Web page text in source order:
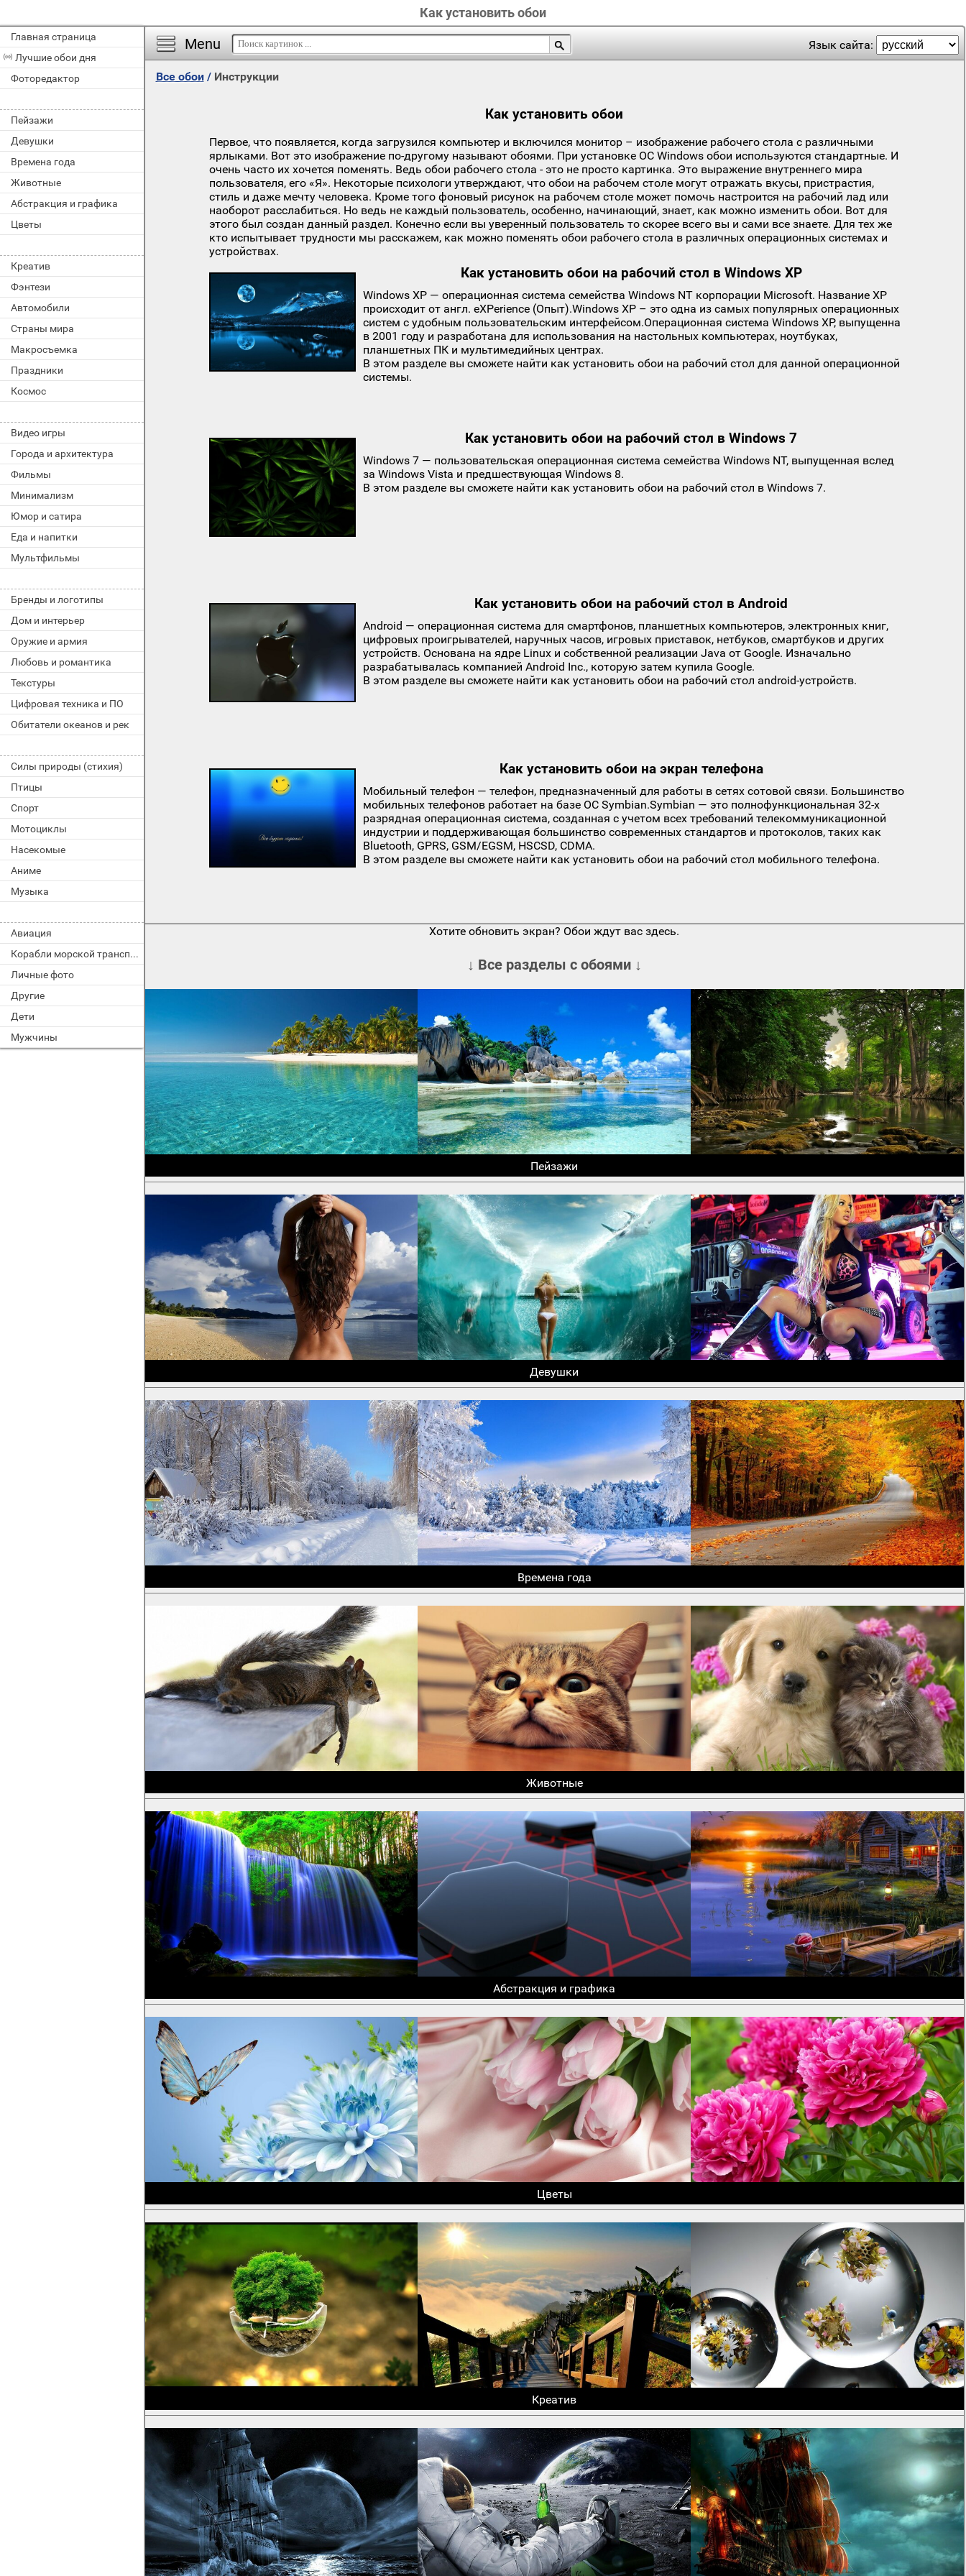
Как установить обои
Главная страница
Лучшие обои дня
Фоторедактор
Пейзажи
Девушки
Времена года
Животные
Абстракция и графика
Цветы
Креатив
Фэнтези
Автомобили
Страны мира
Макросъемка
Праздники
Космос
Видео игры
Города и архитектура
Фильмы
Минимализм
Юмор и сатира
Еда и напитки
Мультфильмы
Бренды и логотипы
Дом и интерьер
Оружие и армия
Любовь и романтика
Текстуры
Цифровая техника и ПО
Обитатели океанов и рек
Силы природы (стихия)
Птицы
Спорт
Мотоциклы
Насекомые
Аниме
Музыка
Авиация
Корабли морской транспорт
Личные фото
Другие
Дети
Мужчины
Menu Язык сайта:
Все обои/ Инструкции
Как установить обои
Первое, что появляется, когда загрузился компьютер и включился монитор – изображение рабочего стола с различными
ярлыками. Вот это изображение по-другому называют обоями. При установке ОС Windows обои используются стандартные. И
очень часто их хочется поменять. Ведь обои рабочего стола - это не просто картинка. Это выражение внутреннего мира
пользователя, его «Я». Некоторые психологи утверждают, что обои на рабочем столе могут отражать вкусы, пристрастия,
стиль и даже мечту человека. Кроме того фоновый рисунок на рабочем столе может помочь настроится на рабочий лад или
наоборот расслабиться. Но ведь не каждый пользователь, особенно, начинающий, знает, как можно изменить обои. Вот для
этого был создан данный раздел. Конечно если вы уверенный пользователь то скорее всего вы и сами все знаете. Для тех же
кто испытывает трудности мы расскажем, как можно поменять обои рабочего стола в различных операционных системах и
устройствах.
Как установить обои на рабочий стол в Windows XP
Windows XP — операционная система семейства Windows NT корпорации Microsoft. Название XP
происходит от англ. eXPerience (Опыт).Windows XP – это одна из самых популярных операционных
систем с удобным пользовательским интерфейсом.Операционная система Windows XP, выпущенна
в 2001 году и разработана для использования на настольных компьютерах, ноутбуках,
планшетных ПК и мультимедийных центрах.
В этом разделе вы сможете найти как установить обои на рабочий стол для данной операционной
системы.
Как установить обои на рабочий стол в Windows 7
Windows 7 — пользовательская операционная система семейства Windows NT, выпущенная вслед
за Windows Vista и предшествующая Windows 8.
В этом разделе вы сможете найти как установить обои на рабочий стол в Windows 7.
Как установить обои на рабочий стол в Android
Android — операционная система для смартфонов, планшетных компьютеров, электронных книг,
цифровых проигрывателей, наручных часов, игровых приставок, нетбуков, смартбуков и других
устройств. Основана на ядре Linux и собственной реализации Java от Google. Изначально
разрабатывалась компанией Android Inc., которую затем купила Google.
В этом разделе вы сможете найти как установить обои на рабочий стол android-устройств.
Как установить обои на экран телефона
Мобильный телефон — телефон, предназначенный для работы в сетях сотовой связи. Большинство
мобильных телефонов работает на базе ОС Symbian.Symbian — это полнофункциональная 32-х
разрядная операционная система, созданная с учетом всех требований телекоммуникационной
индустрии и поддерживающая большинство современных стандартов и протоколов, таких как
Bluetooth, GPRS, GSM/EGSM, HSCSD, CDMA.
В этом разделе вы сможете найти как установить обои на рабочий стол мобильного телефона.
Хотите обновить экран? Обои ждут вас здесь.
↓ Все разделы с обоями ↓
Пейзажи
Девушки
Времена года
Животные
Абстракция и графика
Цветы
Креатив